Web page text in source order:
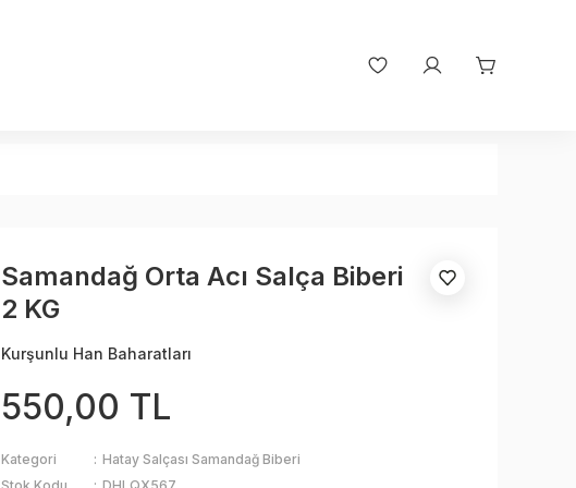
Samandağ Orta Acı Salça Biberi
2 KG
Kurşunlu Han Baharatları
550,00 TL
Kategori
Hatay Salçası Samandağ Biberi